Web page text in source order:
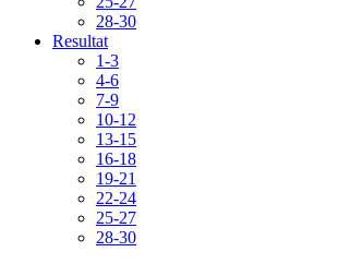
28-30
Resultat
1-3
4-6
7-9
10-12
13-15
16-18
19-21
22-24
25-27
28-30